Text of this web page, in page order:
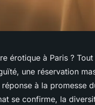
érotique à Paris ?
une réservation
à la promesse
se confirme, la